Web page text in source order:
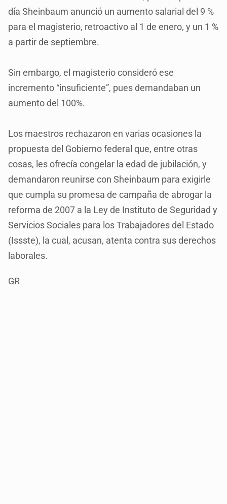
día Sheinbaum anunció un aumento salarial del 9 %
para el magisterio, retroactivo al 1 de enero, y un 1 %
a partir de septiembre.
Sin embargo, el magisterio consideró ese
incremento “insuficiente”, pues demandaban un
aumento del 100%.
Los maestros rechazaron en varias ocasiones la
propuesta del Gobierno federal que, entre otras
cosas, les ofrecía congelar la edad de jubilación, y
demandaron reunirse con Sheinbaum para exigirle
que cumpla su promesa de campaña de abrogar la
reforma de 2007 a la Ley de Instituto de Seguridad y
Servicios Sociales para los Trabajadores del Estado
(Issste), la cual, acusan, atenta contra sus derechos
laborales.
GR